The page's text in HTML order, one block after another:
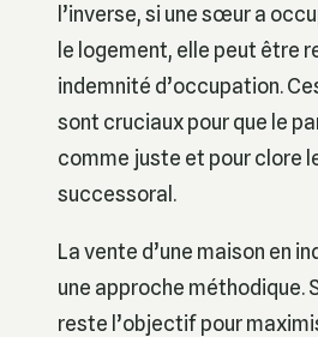
l’inverse, si une sœur a
le logement, elle peut être
indemnité d’occupation.
sont cruciaux pour que le
comme juste et pour clore
successoral.
La vente d’une maison en
une approche méthodique.
reste l’objectif pour